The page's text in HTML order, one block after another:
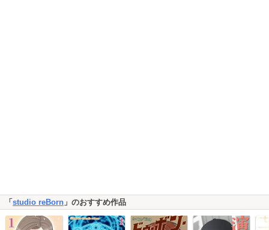
「 studio reBorn 」のおすすめ作品